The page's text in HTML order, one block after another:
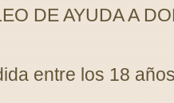
DE AYUDA A
entre los 18